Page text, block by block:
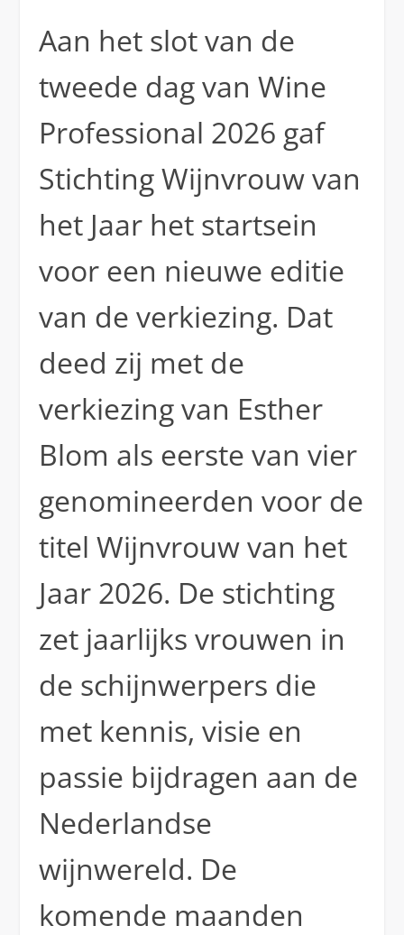
Aan het slot van de
tweede dag van Wine
Professional 2026 gaf
Stichting Wijnvrouw van
het Jaar het startsein
voor een nieuwe editie
van de verkiezing. Dat
deed zij met de
verkiezing van Esther
Blom als eerste van vier
genomineerden voor de
titel Wijnvrouw van het
Jaar 2026. De stichting
zet jaarlijks vrouwen in
de schijnwerpers die
met kennis, visie en
passie bijdragen aan de
Nederlandse
wijnwereld. De
komende maanden